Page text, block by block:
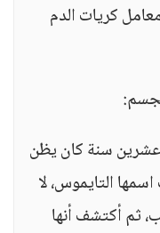
كريات الدم
عشرين سنة كان يظن
التايموس، لا
ثم أكتشف أنها